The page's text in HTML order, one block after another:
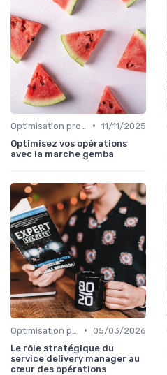
• 11/11/2025
Optimisez vos opérations
avec la marche gemba
• 05/03/2026
Le rôle stratégique du
service delivery manager au
cœur des opérations